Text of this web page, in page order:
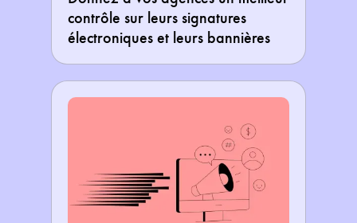
contrôle sur leurs signatures
électroniques et leurs bannières